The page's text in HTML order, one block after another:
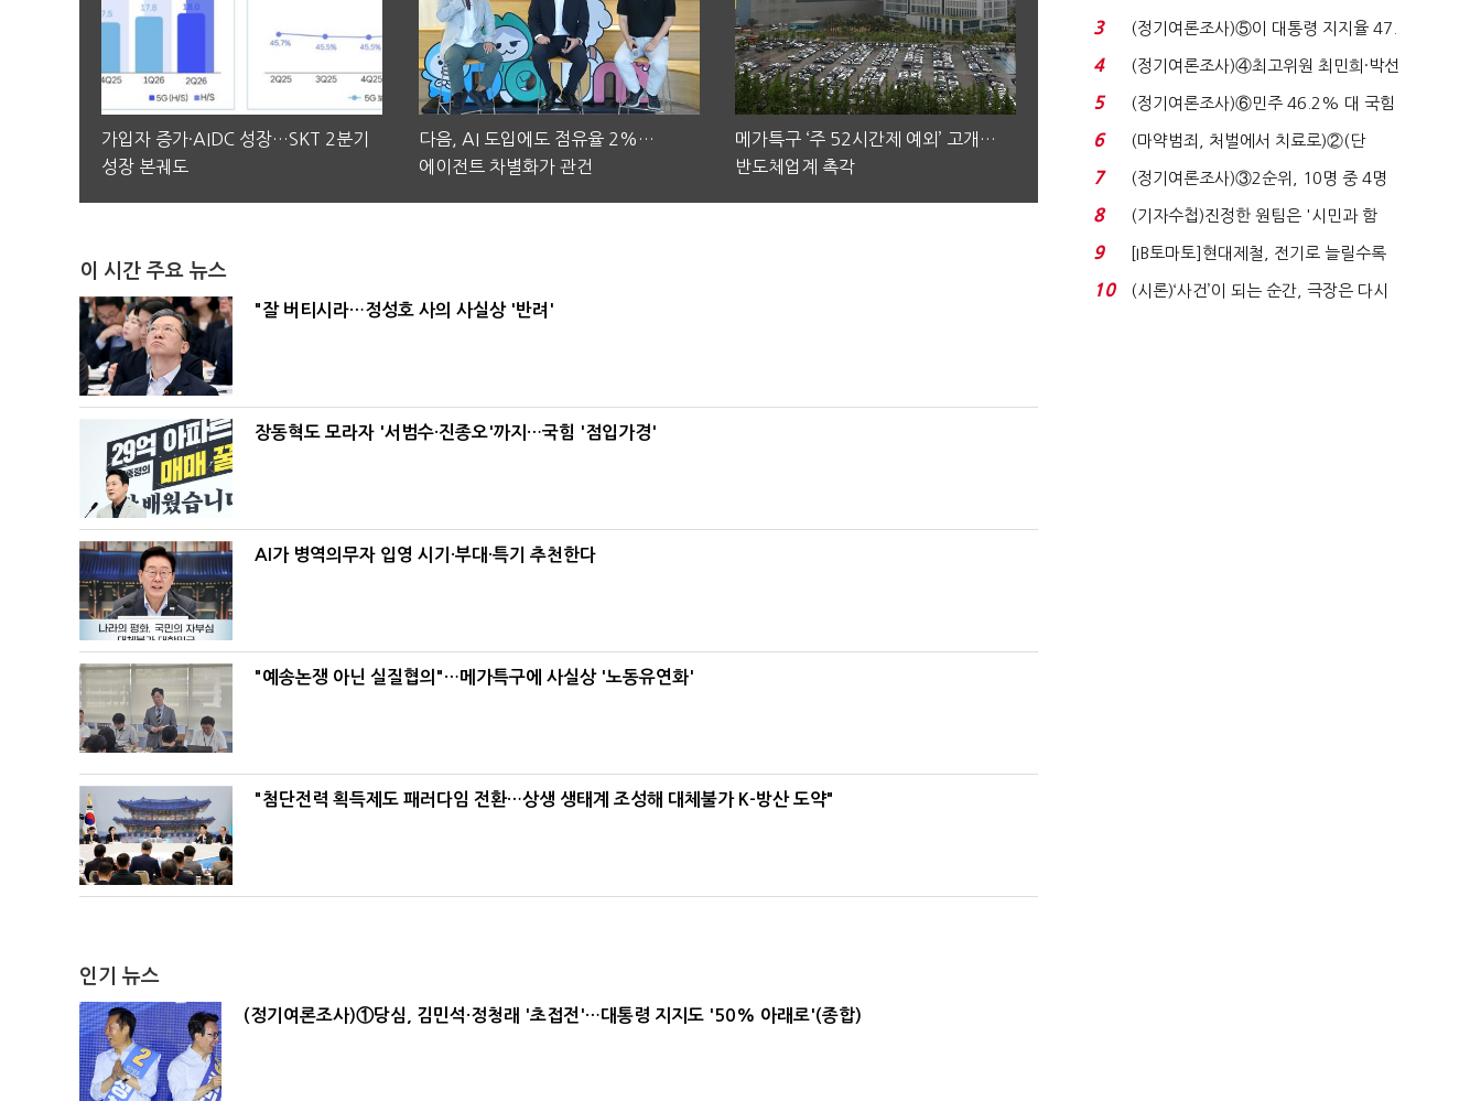
가입자 증가·AIDC 성장…SKT 2분기
성장 본궤도
다음, AI 도입에도 점유율 2%…
에이전트 차별화가 관건
메가특구 ‘주 52시간제 예외’ 고개…
반도체업계 촉각
이 시간 주요 뉴스
"잘 버티시라…정성호 사의 사실상 '반려'
장동혁도 모라자 '서범수·진종오'까지…국힘 '점입가경'
AI가 병역의무자 입영 시기·부대·특기 추천한다
"예송논쟁 아닌 실질협의"…메가특구에 사실상 '노동유연화'
"첨단전력 획득제도 패러다임 전환…상생 생태계 조성해 대체불가 K-방산 도약"
인기 뉴스
(정기여론조사)①당심, 김민석·정청래 '초접전'…대통령 지지도 '50% 아래로'(종합)
청래 '초접전'...
3
(정기여론조사)⑤이 대통령 지지율 47.
7%…일주일 만에 ...
4
(정기여론조사)④최고위원 최민희·박선
원 '양강'…서미...
5
(정기여론조사)⑥민주 46.2% 대 국힘
31.0%…오차범위 밖 ...
6
(마약범죄, 처벌에서 치료로)②(단
독)"마약은 전염병…여성...
7
(정기여론조사)③2순위, 10명 중 4명
'송영길'…정청래 '한 ...
8
(기자수첩)진정한 원팀은 '시민과 함
께'일 때 완성...
9
[IB토마토]현대제철, 전기로 늘릴수록
전기료 부담…저...
10
(시론)‘사건’이 되는 순간, 극장은 다시